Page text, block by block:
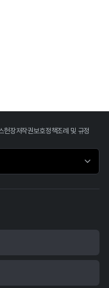
헌장저작권보호정책조례 및 규정